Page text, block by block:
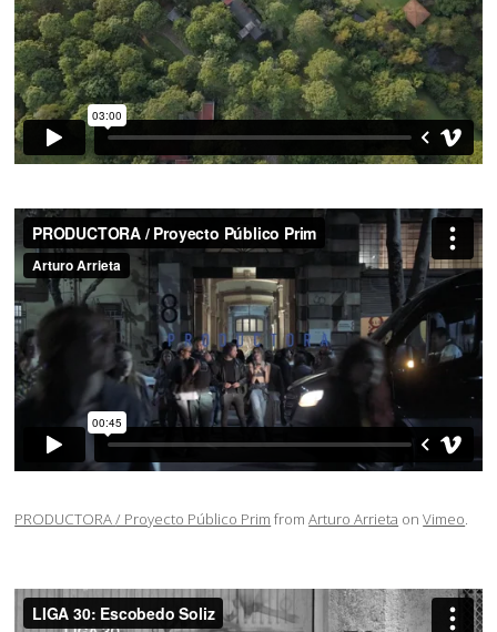
PRODUCTORA/ Proyecto Público Prim fromArturo Arrieta onVimeo.